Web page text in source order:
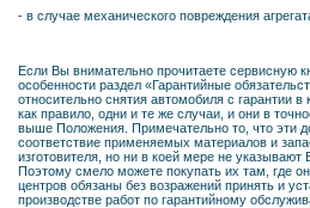
- в случае механического повреждения
Если Вы внимательно прочитаете сервисную
особенности раздел «Гарантийные
относительно снятия автомобиля с гарантии
как правило, одни и те же случаи, и они в
выше Положения. Примечательно то, что эти
соответствие применяемых материалов и
изготовителя, но ни в коей мере не указывают
Поэтому смело можете покупать их там, где
центров обязаны без возражений принять и
производстве работ по гарантийному